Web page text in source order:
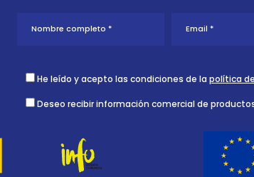
He leído y acepto las condiciones de la política
Deseo recibir información comercial de